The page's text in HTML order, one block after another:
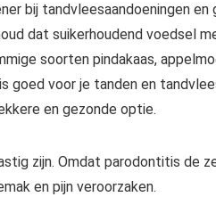
bij tandvleesaandoeningen
dat suikerhoudend voedsel
soorten pindakaas,
goed voor je tanden en
en gezonde optie.
zijn. Omdat parodontitis de
en pijn veroorzaken.